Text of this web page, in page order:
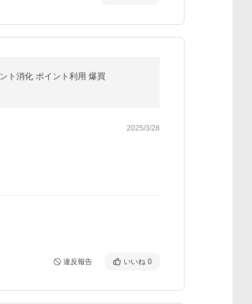
ト消化 ポイント利用 爆買
2025/3/28
違反報告 いいね 0